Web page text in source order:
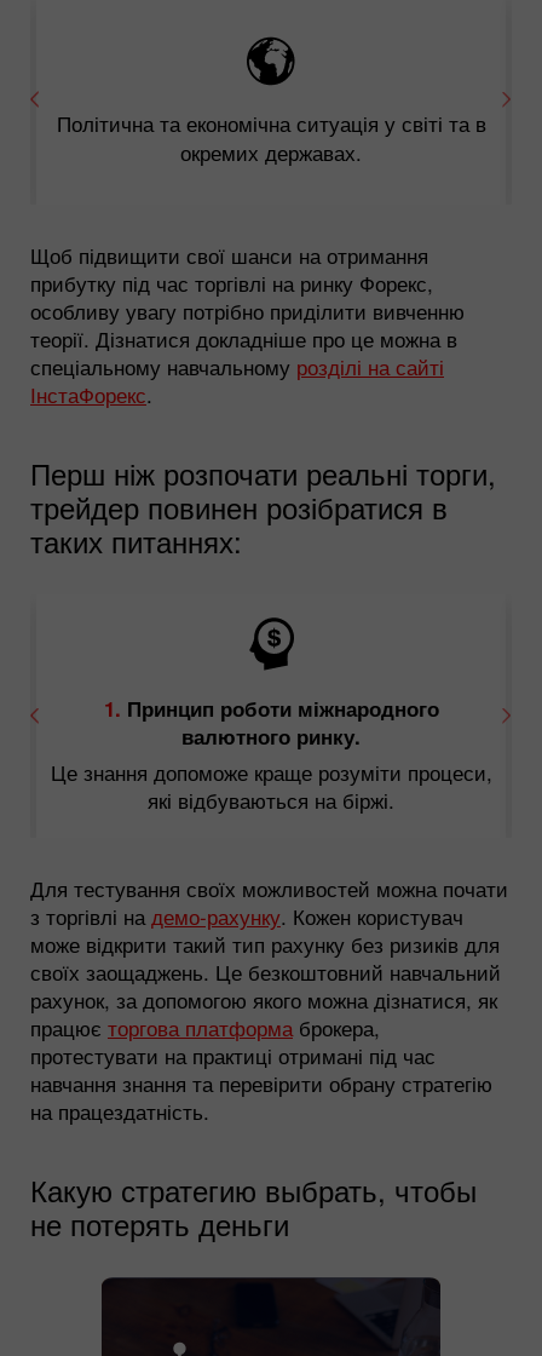
Політична та економічна ситуація у світі та в
окремих державах.
Щоб підвищити свої шанси на отримання
прибутку під час торгівлі на ринку Форекс,
особливу увагу потрібно приділити вивченню
теорії. Дізнатися докладніше про це можна в
спеціальному навчальному розділі на сайті
ІнстаФорекс.
Перш ніж розпочати реальні торги,
трейдер повинен розібратися в
таких питаннях:
1. Принцип роботи міжнародного
валютного ринку.
Це знання допоможе краще розуміти процеси,
які відбуваються на біржі.
Для тестування своїх можливостей можна почати
з торгівлі на демо-рахунку. Кожен користувач
може відкрити такий тип рахунку без ризиків для
своїх заощаджень. Це безкоштовний навчальний
рахунок, за допомогою якого можна дізнатися, як
працює торгова платформа брокера,
протестувати на практиці отримані під час
навчання знання та перевірити обрану стратегію
на працездатність.
Какую стратегию выбрать, чтобы
не потерять деньги